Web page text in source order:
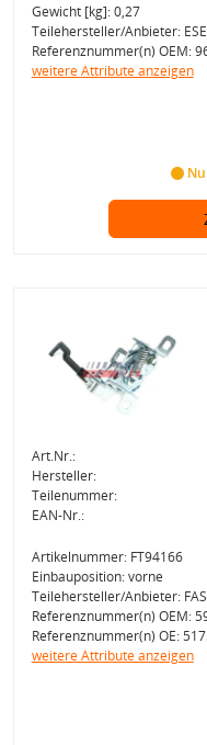
Gewicht [kg]: 0,27
Teilehersteller/Anbieter:
Referenznummer(n) OEM:
weitere Attribute anzeigen
Art.Nr.:
Hersteller:
Teilenummer:
EAN-Nr.:
Artikelnummer: FT94166
Einbauposition: vorne
Teilehersteller/Anbieter:
Referenznummer(n) OEM:
Referenznummer(n) OE:
weitere Attribute anzeigen